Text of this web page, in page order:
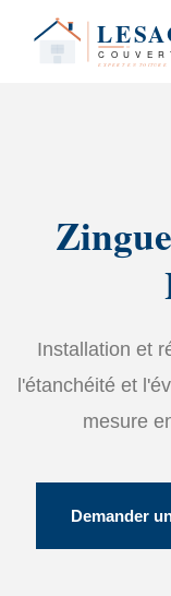
Installation et
l'étanchéité et
mesure
Demander